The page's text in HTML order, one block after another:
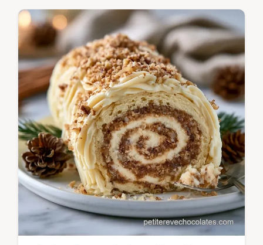
Le Mochi glacé chocolat Dubaï allie fondant
et croquant. Cette recette mochi glacé
maison inclut un tableau des températures.
Prêt en 4h 45min.